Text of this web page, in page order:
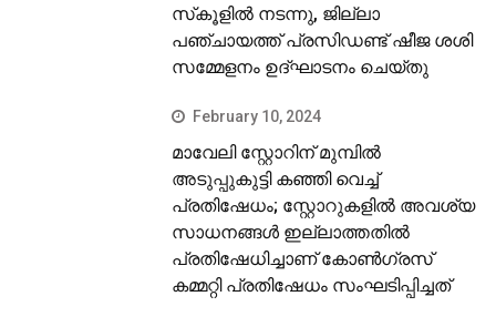
സ്‌കൂളില്‍ നടന്നു, ജില്ലാ
പഞ്ചായത്ത് പ്രസിഡണ്ട് ഷീജ ശശി
സമ്മേളനം ഉദ്ഘാടനം ചെയ്തു
February 10, 2024
മാവേലി സ്റ്റോറിന് മുമ്പില്‍
അടുപ്പുകുട്ടി കഞ്ഞി വെച്ച്
പ്രതിഷേധം; സ്റ്റോറുകളില്‍ അവശ്യ
സാധനങ്ങള്‍ ഇല്ലാത്തതില്‍
പ്രതിഷേധിച്ചാണ് കോണ്‍ഗ്രസ്
കമ്മറ്റി പ്രതിഷേധം സംഘടിപ്പിച്ചത്